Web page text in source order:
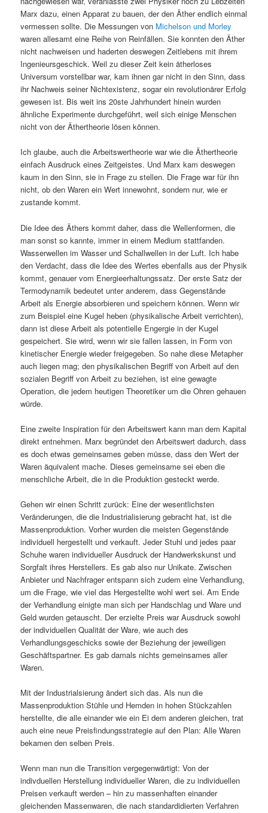
Marx dazu, einen Apparat zu bauen, der den Äther endlich einmal
vermessen sollte. Die Messungen von Michelson und Morley
waren allesamt eine Reihe von Reinfällen. Sie konnten den Äther
nicht nachweisen und haderten deswegen Zeitlebens mit ihrem
Ingenieursgeschick. Weil zu dieser Zeit kein ätherloses
Universum vorstellbar war, kam ihnen gar nicht in den Sinn, dass
ihr Nachweis seiner Nichtexistenz, sogar ein revolutionärer Erfolg
gewesen ist. Bis weit ins 20ste Jahrhundert hinein wurden
ähnliche Experimente durchgeführt, weil sich einige Menschen
nicht von der Äthertheorie lösen können.
Ich glaube, auch die Arbeitswertheorie war wie die Äthertheorie
einfach Ausdruck eines Zeitgeistes. Und Marx kam deswegen
kaum in den Sinn, sie in Frage zu stellen. Die Frage war für ihn
nicht, ob den Waren ein Wert innewohnt, sondern nur, wie er
zustande kommt.
Die Idee des Äthers kommt daher, dass die Wellenformen, die
man sonst so kannte, immer in einem Medium stattfanden.
Wasserwellen im Wasser und Schallwellen in der Luft. Ich habe
den Verdacht, dass die Idee des Wertes ebenfalls aus der Physik
kommt, genauer vom Energieerhaltungssatz. Der erste Satz der
Termodynamik bedeutet unter anderem, dass Gegenstände
Arbeit als Energie absorbieren und speichern können. Wenn wir
zum Beispiel eine Kugel heben (physikalische Arbeit verrichten),
dann ist diese Arbeit als potentielle Engergie in der Kugel
gespeichert. Sie wird, wenn wir sie fallen lassen, in Form von
kinetischer Energie wieder freigegeben. So nahe diese Metapher
auch liegen mag; den physikalischen Begriff von Arbeit auf den
sozialen Begriff von Arbeit zu beziehen, ist eine gewagte
Operation, die jedem heutigen Theoretiker um die Ohren gehauen
würde.
Eine zweite Inspiration für den Arbeitswert kann man dem Kapital
direkt entnehmen. Marx begründet den Arbeitswert dadurch, dass
es doch etwas gemeinsames geben müsse, dass den Wert der
Waren äquivalent mache. Dieses gemeinsame sei eben die
menschliche Arbeit, die in die Produktion gesteckt werde.
Gehen wir einen Schritt zurück: Eine der wesentlichsten
Veränderungen, die die Industrialisierung gebracht hat, ist die
Massenproduktion. Vorher wurden die meisten Gegenstände
individuell hergestellt und verkauft. Jeder Stuhl und jedes paar
Schuhe waren individueller Ausdruck der Handwerkskunst und
Sorgfalt ihres Herstellers. Es gab also nur Unikate. Zwischen
Anbieter und Nachfrager entspann sich zudem eine Verhandlung,
um die Frage, wie viel das Hergestellte wohl wert sei. Am Ende
der Verhandlung einigte man sich per Handschlag und Ware und
Geld wurden getauscht. Der erzielte Preis war Ausdruck sowohl
der individuellen Qualität der Ware, wie auch des
Verhandlungsgeschicks sowie der Beziehung der jeweiligen
Geschäftspartner. Es gab damals nichts gemeinsames aller
Waren.
Mit der Industrialsierung ändert sich das. Als nun die
Massenproduktion Stühle und Hemden in hohen Stückzahlen
herstellte, die alle einander wie ein Ei dem anderen gleichen, trat
auch eine neue Preisfindungsstrategie auf den Plan: Alle Waren
bekamen den selben Preis.
Wenn man nun die Transition vergegenwärtigt: Von der
indivduellen Herstellung individueller Waren, die zu individuellen
Preisen verkauft werden – hin zu massenhaften einander
gleichenden Massenwaren, die nach standardidierten Verfahren